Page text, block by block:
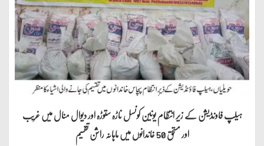
ہیلپ فاونڈیشن کے زیر انتظام یونین کونسل ناڑہ ستوڑہ اور دیوال منال میں غریب
اور مستحق 50 خاندانوں میں ماہانہ راشن تقسیم